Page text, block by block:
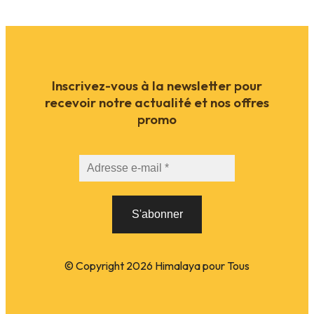
Inscrivez-vous à la newsletter pour
recevoir notre actualité et nos offres
promo
© Copyright 2026 Himalaya pour Tous